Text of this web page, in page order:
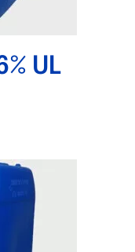
UL